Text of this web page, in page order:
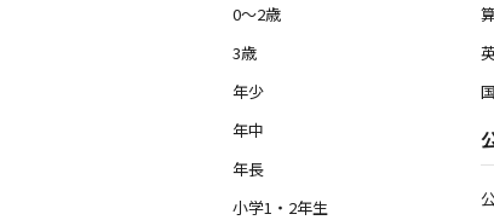
0～2歳
3歳
年少
年中
年長
小学1・2年生